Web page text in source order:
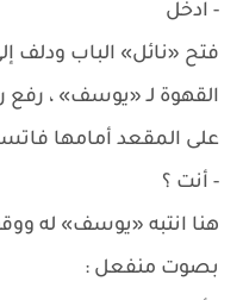
- ادخل
فتح «نائل» الباب ودلف
القهوة لـ «يوسف» ،
على المقعد أمامها
- أنت ؟
هنا انتبه «يوسف» له
بصوت منفعل :